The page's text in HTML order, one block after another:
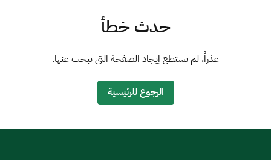
التصرفات العقارية
حدث خطأ
عذراً، لم نستطع إيجاد الصفحة التي تبحث عنها.
الرجوع للرئيسية